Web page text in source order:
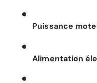
Puissance
Alimentation